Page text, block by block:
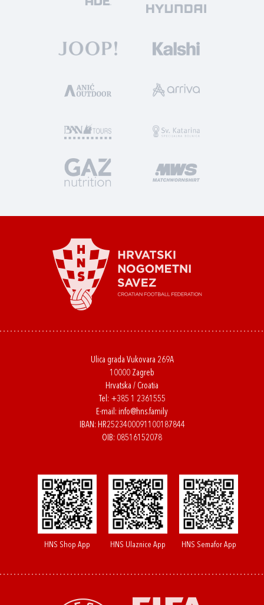
Ulica grada Vukovara 269A
10000 Zagreb
Hrvatska / Croatia
Tel: +385 1 2361555
E-mail: info@hns.family
IBAN: HR2523400091100187844
OIB: 08516152078
HNS Shop App HNS Ulaznice App HNS Semafor App